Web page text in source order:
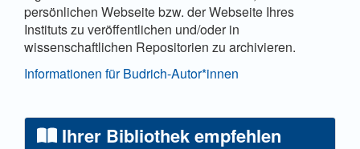
persönlichen Webseite bzw. der Webseite Ihres
Instituts zu veröffentlichen und/oder in
wissenschaftlichen Repositorien zu archivieren.
Informationen für Budrich-Autor*innen
Ihrer Bibliothek empfehlen